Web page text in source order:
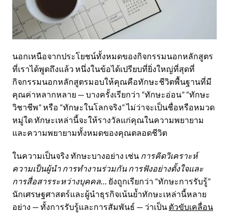
นอกเหนือจากประโยชน์ทั้งหมดของกิจกรรมนอกหลักสูตร
ที่เราได้พูดถึงแล้ว หนึ่งในข้อได้เปรียบที่ยิ่งใหญ่ที่สุดที่
กิจกรรมนอกหลักสูตรมอบให้คุณคือทักษะชีวิตพื้นฐานที่มี
คุณค่าหลากหลาย — บางครั้งเรียกว่า “ทักษะอ่อน” “ทักษะ
วิชาชีพ” หรือ “ทักษะในโลกจริง” ไม่ว่าจะเป็นชื่อหรือหมวด
หมู่ใด ทักษะเหล่านี้จะให้รางวัลแก่คุณในความพยายาม
และความพยายามทั้งหมดของคุณตลอดชีวิต
ในความเป็นจริง ทักษะบางอย่าง เช่น การคิดวิเคราะห์
ความเป็นผู้นำ การทำงานร่วมกัน การฟังอย่างตั้งใจและ
การสื่อสารระหว่างบุคคล… ยังถูกเรียกว่า “ทักษะการรับรู้”
นักเศรษฐศาสตร์และผู้นำธุรกิจเน้นย้ำทักษะเหล่านี้หลาย
อย่าง — ทั้งการรับรู้และการสัมพันธ์ — ว่าเป็น ตัวขับเคลื่อน